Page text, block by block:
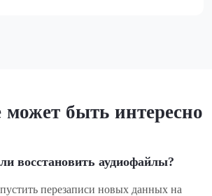
быть интересно
восстановить аудиофайлы?
перезаписи новых данных на